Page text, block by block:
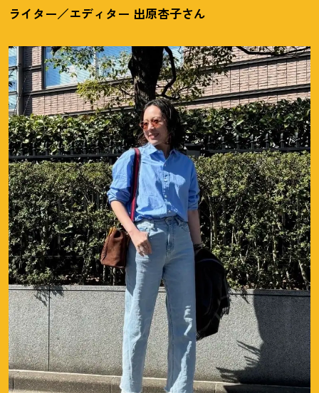
ライター／エディター 出原杏子さん